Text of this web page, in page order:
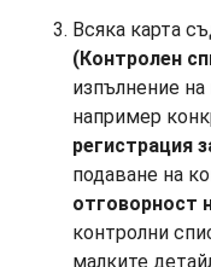
Всяка карта
(Контролен
изпълнение
например
регистрация
подаване на
отговорност
контролни
малките